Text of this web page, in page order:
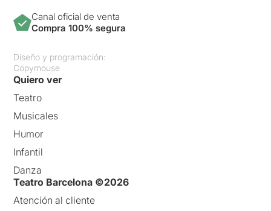
Canal oficial de venta
Compra 100% segura
Diseño y programación:
Copymouse
Quiero ver
Teatro
Musicales
Humor
Infantil
Danza
Teatro Barcelona ©2026
Atención al cliente